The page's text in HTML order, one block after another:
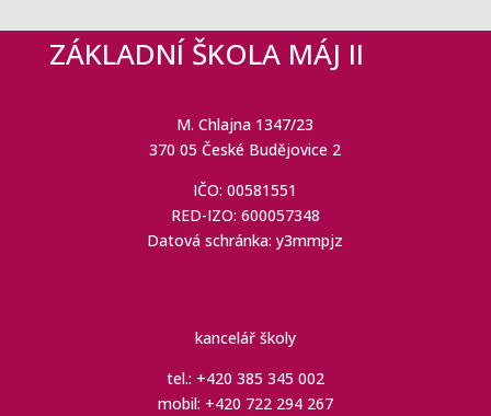
ZÁKLADNÍ ŠKOLA MÁJ II
M. Chlajna 1347/23
370 05 České Budějovice 2
IČO: 00581551
RED-IZO: 600057348
Datová schránka: y3mmpjz
kancelář školy
tel.: +420 385 345 002
mobil: +420 722 294 267